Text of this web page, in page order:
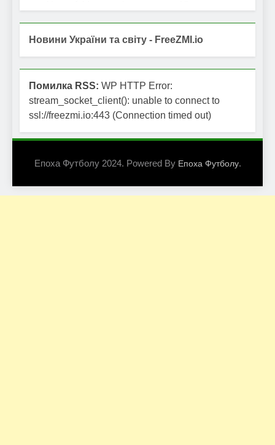
Новини України та світу - FreeZMI.io
Помилка RSS: WP HTTP Error:
stream_socket_client(): unable to connect to
ssl://freezmi.io:443 (Connection timed out)
Епоха Футболу 2024. Powered By Епоха Футболу.